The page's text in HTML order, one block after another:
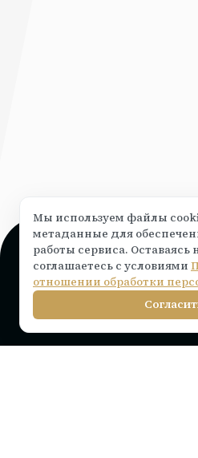
Поддержка и консультация
Чат на сайте ⟶написать
info@rocketr.ru
Telegram-канал
Мы используем файлы
метаданные для
работы сервиса. Оставаясь
соглашаетесь с условиями
отношении обработки